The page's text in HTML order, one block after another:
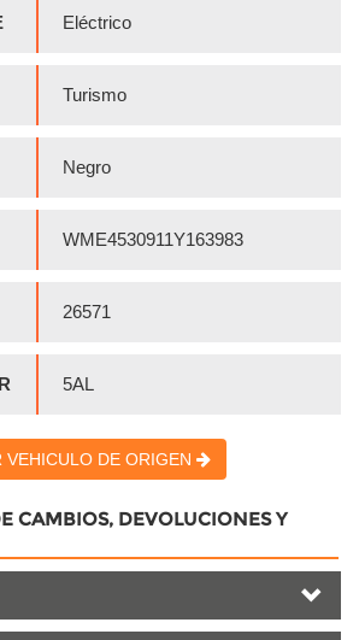
Eléctrico
Turismo
Negro
WME4530911Y163983
26571
5AL
VEHICULO DE ORIGEN
CAMBIOS, DEVOLUCIONES Y